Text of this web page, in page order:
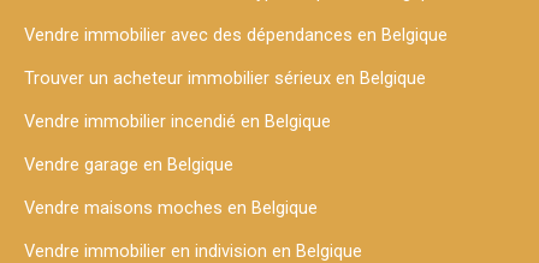
Vendre immobilier avec des dépendances en Belgique
Trouver un acheteur immobilier sérieux en Belgique
Vendre immobilier incendié en Belgique
Vendre garage en Belgique
Vendre maisons moches en Belgique
Vendre immobilier en indivision en Belgique